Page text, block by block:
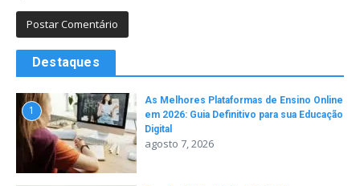
Destaques
1
As Melhores Plataformas de Ensino Online
em 2026: Guia Definitivo para sua Educação
Digital
agosto 7, 2026